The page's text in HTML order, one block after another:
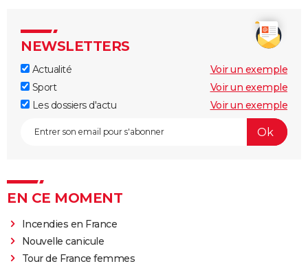
NEWSLETTERS
Actualité
Voir un exemple
Sport
Voir un exemple
Les dossiers d'actu
Voir un exemple
EN CE MOMENT
Incendies en France
Nouvelle canicule
Tour de France femmes